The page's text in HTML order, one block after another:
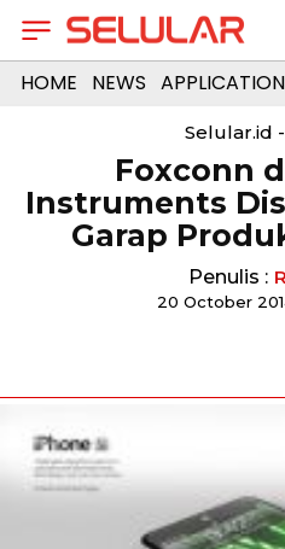
HOME NEWS
Selular.id -
Foxconn
Instruments
Garap
Penulis :
20 October